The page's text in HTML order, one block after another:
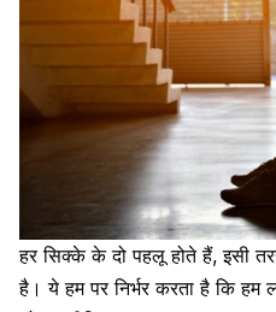
हर सिक्के के दो पहलू होते हैं, इसी
है। ये हम पर निर्भर करता है कि हम